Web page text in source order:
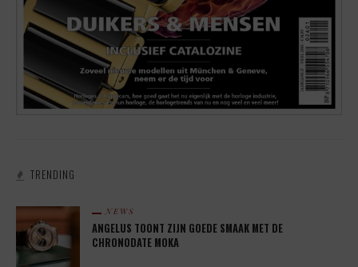
TRENDING
NEWS
ANGELUS TOONT ZIJN GOEDE SMAAK MET DE
CHRONODATE MOKA